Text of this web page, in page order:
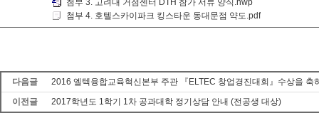
첨부 3. 고려대 거점센터 DTH 참가 서류 양식.hwp
첨부 4. 호텔스카이파크 킹스타운 동대문점 약도.pdf
다음글
2016 엘텍융합교육혁신본부 주관 『ELTEC 창업경진대회』수상을 축
이전글
2017학년도 1학기 1차 공과대학 정기상담 안내 (전공생 대상)